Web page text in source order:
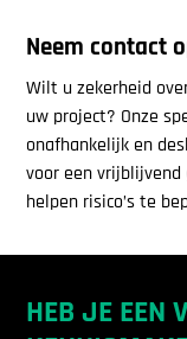
Neem contact
Wilt u zekerheid
uw project? Onze
onafhankelijk en
voor een vrijblijvend
helpen risico’s te
HEB JE EEN